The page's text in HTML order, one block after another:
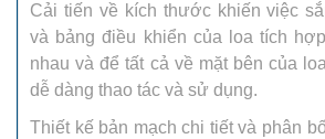
Cải tiến về kích thước khiến việc
và bảng điều khiển của loa tích
nhau và để tất cả về mặt bên của
dễ dàng thao tác và sử dụng.
Thiết kế bản mạch chi tiết và phân